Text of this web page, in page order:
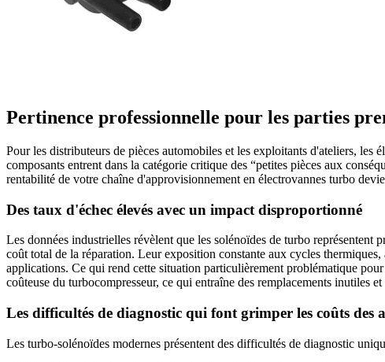
Pertinence professionnelle pour les parties
Pour les distributeurs de pièces automobiles et les exploitants d'ateliers,
composants entrent dans la catégorie critique des “petites pièces aux
rentabilité de votre chaîne d'approvisionnement en électrovannes turbo
Des taux d'échec élevés avec un impact disproportionné
Les données industrielles révèlent que les solénoïdes de turbo représentent
coût total de la réparation. Leur exposition constante aux cycles
applications. Ce qui rend cette situation particulièrement problématique
coûteuse du turbocompresseur, ce qui entraîne des remplacements inutiles
Les difficultés de diagnostic qui font grimper les coûts des
Les turbo-solénoïdes modernes présentent des difficultés de diagnostic